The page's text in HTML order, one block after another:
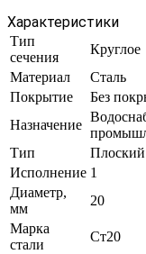
Характеристики
Тип
сечения
Круглое
Материал
Сталь
Покрытие
Без
Назначение
Тип
Плоский
Исполнение 1
Диаметр,
мм
20
Марка
стали
Ст20